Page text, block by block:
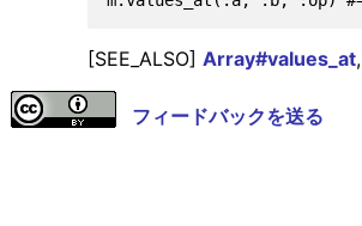
[SEE_ALSO] Array#values_at,
フィードバックを送る